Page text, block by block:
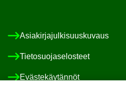
Asia­kir­ja­jul­ki­suus­ku­vaus
Tie­to­suo­ja­se­los­teet
Eväs­te­käy­tän­nöt